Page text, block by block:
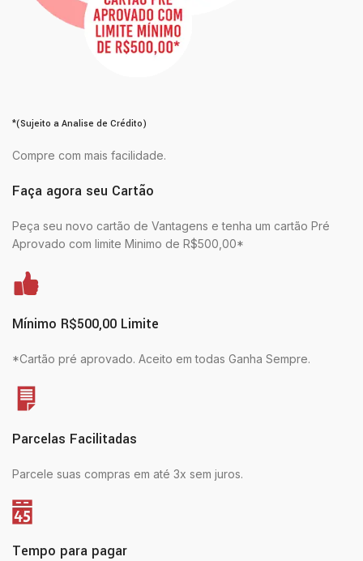
*(Sujeito a Analise de Crédito)
Compre com mais facilidade.
Faça agora seu Cartão
Peça seu novo cartão de Vantagens e tenha um cartão Pré
Aprovado com limite Minimo de R$500,00*
Mínimo R$500,00 Limite
*Cartão pré aprovado. Aceito em todas Ganha Sempre.
Parcelas Facilitadas
Parcele suas compras em até 3x sem juros.
Tempo para pagar